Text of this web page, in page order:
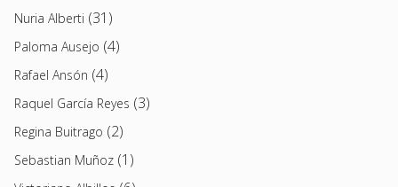
Nuria Alberti (31)
Paloma Ausejo (4)
Rafael Ansón (4)
Raquel García Reyes (3)
Regina Buitrago (2)
Sebastian Muñoz (1)